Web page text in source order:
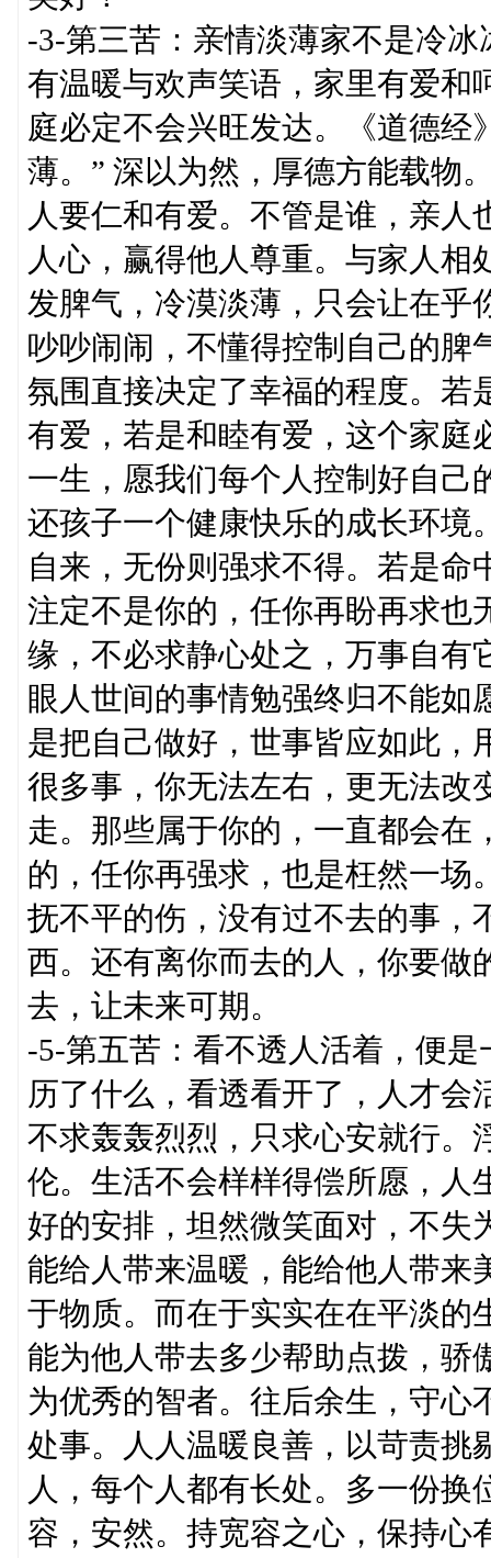
-3-第三苦：亲情淡薄家不是冷
有温暖与欢声笑语，家里有爱和
庭必定不会兴旺发达。《道德经
薄。” 深以为然，厚德方能载物
人要仁和有爱。不管是谁，亲
人心，赢得他人尊重。与家人
发脾气，冷漠淡薄，只会让在乎
吵吵闹闹，不懂得控制自己的脾
氛围直接决定了幸福的程度。若
有爱，若是和睦有爱，这个家庭
一生，愿我们每个人控制好自己
还孩子一个健康快乐的成长环境
自来，无份则强求不得。若是
注定不是你的，任你再盼再求也
缘，不必求静心处之，万事自有
眼人世间的事情勉强终归不能如
是把自己做好，世事皆应如此，
很多事，你无法左右，更无法改
走。那些属于你的，一直都会在
的，任你再强求，也是枉然一场
抚不平的伤，没有过不去的事，
西。还有离你而去的人，你要做
去，让未来可期。
-5-第五苦：看不透人活着，便
历了什么，看透看开了，人才会
不求轰轰烈烈，只求心安就行。
伦。生活不会样样得偿所愿，人
好的安排，坦然微笑面对，不失
能给人带来温暖，能给他人带来
于物质。而在于实实在在平淡的
能为他人带去多少帮助点拨，骄
为优秀的智者。往后余生，守心
处事。人人温暖良善，以苛责挑
人，每个人都有长处。多一份
容，安然。持宽容之心，保持心